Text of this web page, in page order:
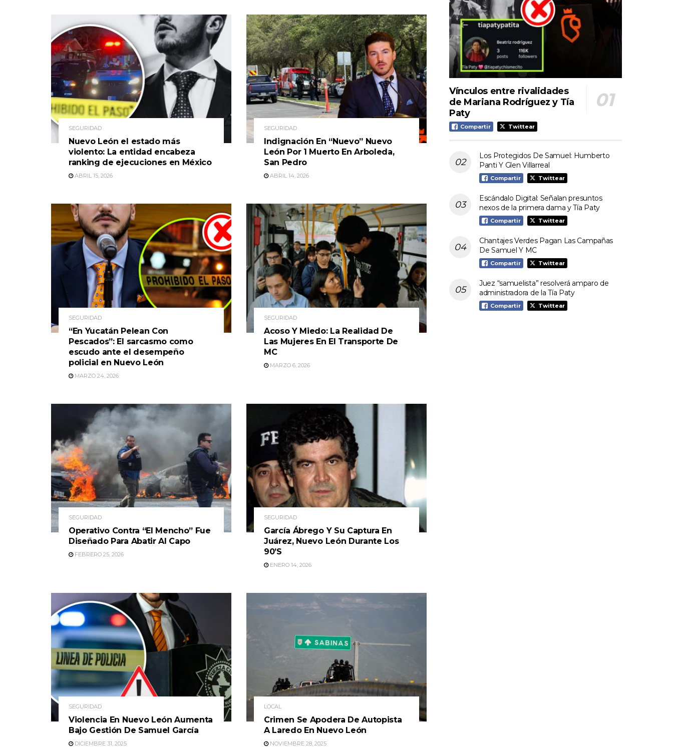
SEGURIDAD
Nuevo León el estado más
violento: La entidad encabeza
ranking de ejecuciones en México
ABRIL 15, 2026
SEGURIDAD
Indignación En “Nuevo” Nuevo
León Por 1 Muerto En Arboleda,
San Pedro
ABRIL 14, 2026
SEGURIDAD
“En Yucatán Pelean Con
Pescados”: El sarcasmo como
escudo ante el desempeño
policial en Nuevo León
MARZO 24, 2026
SEGURIDAD
Acoso Y Miedo: La Realidad De
Las Mujeres En El Transporte De
MC
MARZO 6, 2026
SEGURIDAD
Operativo Contra “El Mencho” Fue
Diseñado Para Abatir Al Capo
FEBRERO 25, 2026
SEGURIDAD
García Ábrego Y Su Captura En
Juárez, Nuevo León Durante Los
90’S
ENERO 14, 2026
SEGURIDAD
Violencia En Nuevo León Aumenta
Bajo Gestión De Samuel García
DICIEMBRE 31, 2025
LOCAL
Crimen Se Apodera De Autopista
A Laredo En Nuevo León
NOVIEMBRE 28, 2025
Vínculos entre rivalidades
de Mariana Rodríguez y Tía
Paty
Compartir Twittear
Los Protegidos De Samuel: Humberto
Panti Y Glen Villarreal
Compartir Twittear
Escándalo Digital: Señalan presuntos
nexos de la primera dama y Tía Paty
Compartir Twittear
Chantajes Verdes Pagan Las Campañas
De Samuel Y MC
Compartir Twittear
Juez “samuelista” resolverá amparo de
administradora de la Tía Paty
Compartir Twittear